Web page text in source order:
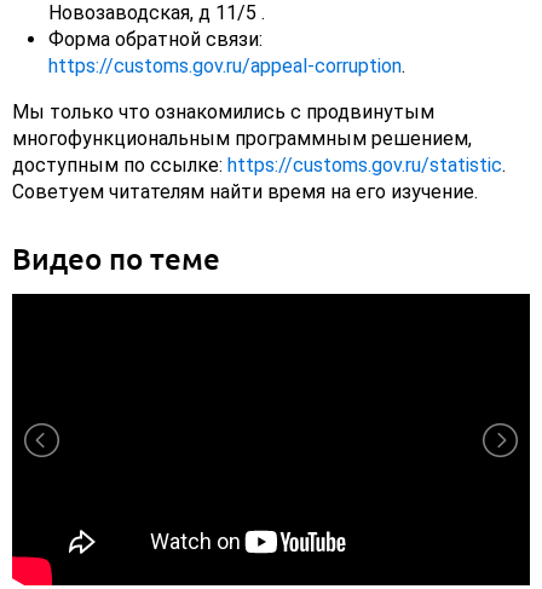
Новозаводская, д 11/5 .
Форма обратной связи:
https://customs.gov.ru/appeal-corruption.
Мы только что ознакомились с продвинутым
многофункциональным программным решением,
доступным по ссылке: https://customs.gov.ru/statistic.
Советуем читателям найти время на его изучение.
Видео по теме